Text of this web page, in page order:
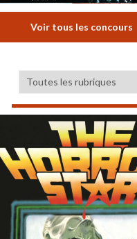
Voir tous les concours